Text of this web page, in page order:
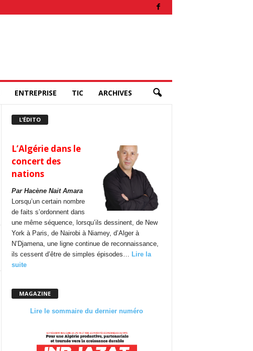
ENTREPRISE TIC ARCHIVES
L’ÉDITO
L’Algérie dans le
concert des
nations
Par Hacène Nait Amara
Lorsqu’un certain nombre
de faits s’ordonnent dans
une même séquence, lorsqu’ils dessinent, de New
York à Paris, de Nairobi à Niamey, d’Alger à
N’Djamena, une ligne continue de reconnaissance,
ils cessent d’être de simples épisodes…
Lire la
suite
MAGAZINE
Lire le sommaire du dernier numéro